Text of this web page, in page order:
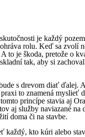
je každý
rolu. Keď sa zvolí
to je škoda, pretože o
tak, aby si
s drevom diať ďalej.
to znamená myslieť
princípe stavia aj
aj služby naviazané
doma či na stavbe.
každý, kto kúri alebo